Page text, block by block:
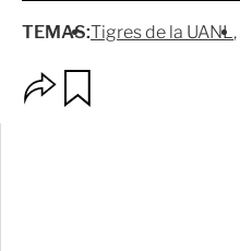
TEMAS:Tigres de la UANL
p